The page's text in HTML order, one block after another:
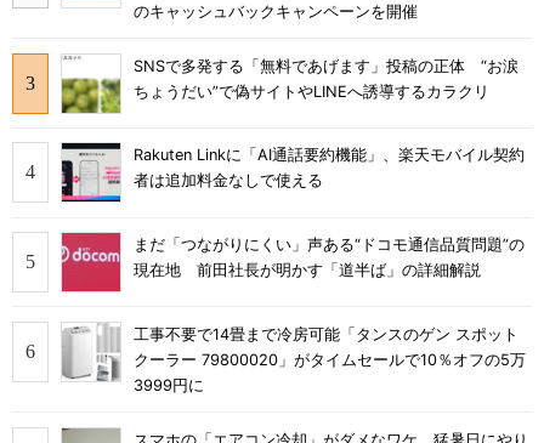
のキャッシュバックキャンペーンを開催
SNSで多発する「無料であげます」投稿の正体 “お涙
ちょうだい”で偽サイトやLINEへ誘導するカラクリ
Rakuten Linkに「AI通話要約機能」、楽天モバイル契約
者は追加料金なしで使える
まだ「つながりにくい」声ある“ドコモ通信品質問題”の
現在地 前田社長が明かす「道半ば」の詳細解説
工事不要で14畳まで冷房可能「タンスのゲン スポット
クーラー 79800020」がタイムセールで10％オフの5万
3999円に